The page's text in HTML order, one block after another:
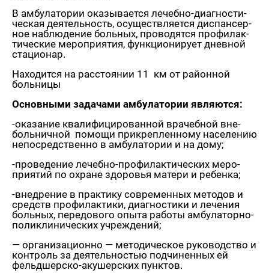
В ам­бу­ла­то­рии ока­зы­ва­ет­ся ле­чеб­но-ди­а­гно­сти­
че­ская де­я­тель­ность, осу­ществ­ля­ет­ся дис­пан­сер­
ное на­блю­де­ние боль­ных, про­во­дят­ся про­фи­лак­
ти­че­ские ме­ро­при­я­тия, функ­ци­о­ни­ру­ет днев­ной
ста­ци­о­нар.
На­хо­дит­ся на рас­сто­я­нии 11 км от рай­он­ной
боль­ни­цы
Ос­нов­ны­ми за­да­ча­ми ам­бу­ла­то­рии яв­ля­ют­ся:
-ока­за­ние ква­ли­фи­ци­ро­ван­ной вра­чеб­ной вне­
боль­нич­ной по­мо­щи при­креп­лен­но­му на­се­ле­нию
непо­сред­ствен­но в ам­бу­ла­то­рии и на дому;
-про­ве­де­ние ле­чеб­но-про­фи­лак­ти­че­ских ме­ро­
при­я­тий по охране здо­ро­вья ма­те­ри и ре­бен­ка;
-внед­ре­ние в прак­ти­ку со­вре­мен­ных ме­то­дов и
средств про­фи­лак­ти­ки, ди­а­гно­сти­ки и ле­че­ния
боль­ных, пе­ре­до­во­го опыта ра­бо­ты ам­бу­ла­тор­но-
по­ли­кли­ни­че­ских учре­жде­ний;
— ор­га­ни­за­ци­он­но — ме­то­ди­че­ское ру­ко­вод­ство и
кон­троль за де­я­тель­но­стью под­чи­нен­ных ей
фельд­шер­ско-аку­шер­ских пунк­тов.